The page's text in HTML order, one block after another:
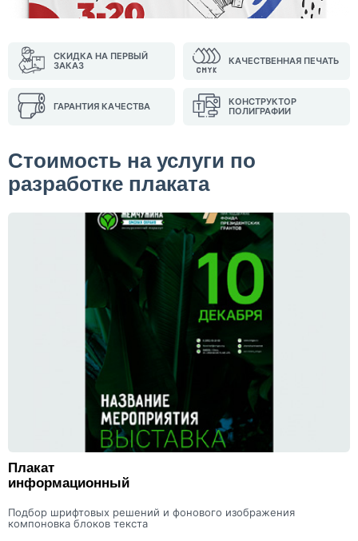
СКИДКА НА ПЕРВЫЙ
ЗАКАЗ
КАЧЕСТВЕННАЯ ПЕЧАТЬ
ГАРАНТИЯ КАЧЕСТВА
КОНСТРУКТОР
ПОЛИГРАФИИ
Стоимость на услуги по
разработке плаката
Плакат
информационный
Подбор шрифтовых решений и фонового изображения
компоновка блоков текста